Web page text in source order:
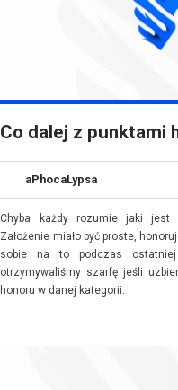
Co dalej z punktami
aPhocaLypsa
Chyba każdy rozumie jaki jest
Założenie miało być proste,
sobie na to podczas
otrzymywaliśmy szarfę jeśli
honoru w danej kategorii.